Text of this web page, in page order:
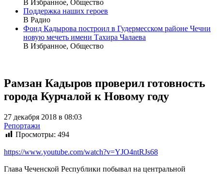
В Избранное, Общество
Поддержка наших героев
В Радио
Фонд Кадырова построил в Гудермесском районе Чечни
новую мечеть имени Тахира Чалаева
В Избранное, Общество
Рамзан Кадыров проверил готовность
города Курчалой к Новому году
27 декабря 2018 в 08:03
Репортажи
Просмотры: 494
https://www.youtube.com/watch?v=YJO4ntRJs68
Глава Чеченской Республики побывал на центральной